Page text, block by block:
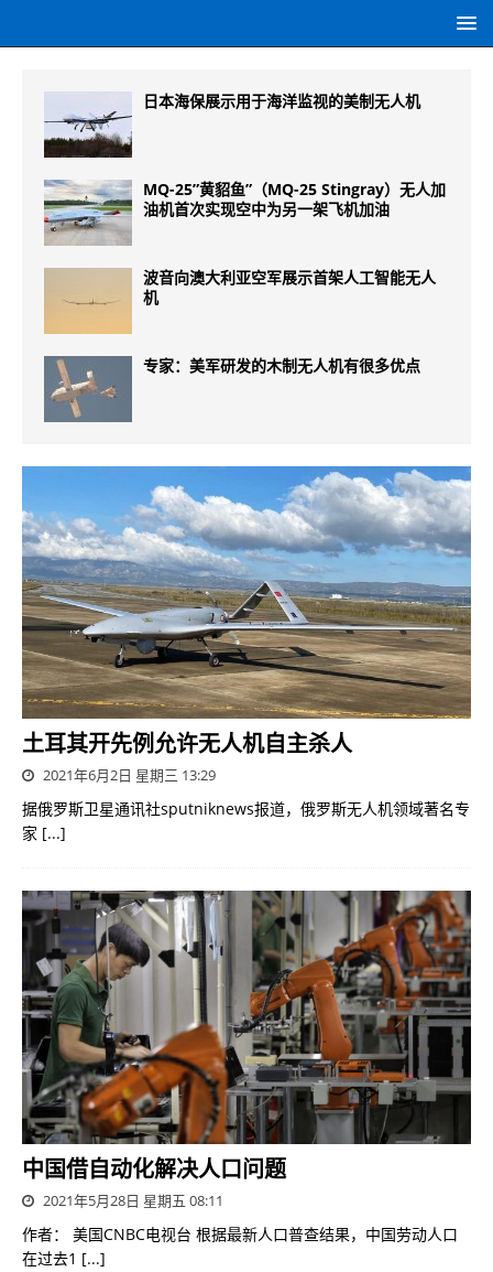
日本海保展示用于海洋监视的美制无人机
MQ-25”黄貂鱼”（MQ-25 Stingray）无人加
油机首次实现空中为另一架飞机加油
波音向澳大利亚空军展示首架人工智能无人
机
专家：美军研发的木制无人机有很多优点
土耳其开先例允许无人机自主杀人
2021年6月2日 星期三 13:29
据俄罗斯卫星通讯社sputniknews报道，俄罗斯无人机领域著名专
家 [...]
中国借自动化解决人口问题
2021年5月28日 星期五 08:11
作者： 美国CNBC电视台 根据最新人口普查结果，中国劳动人口
在过去1 [...]